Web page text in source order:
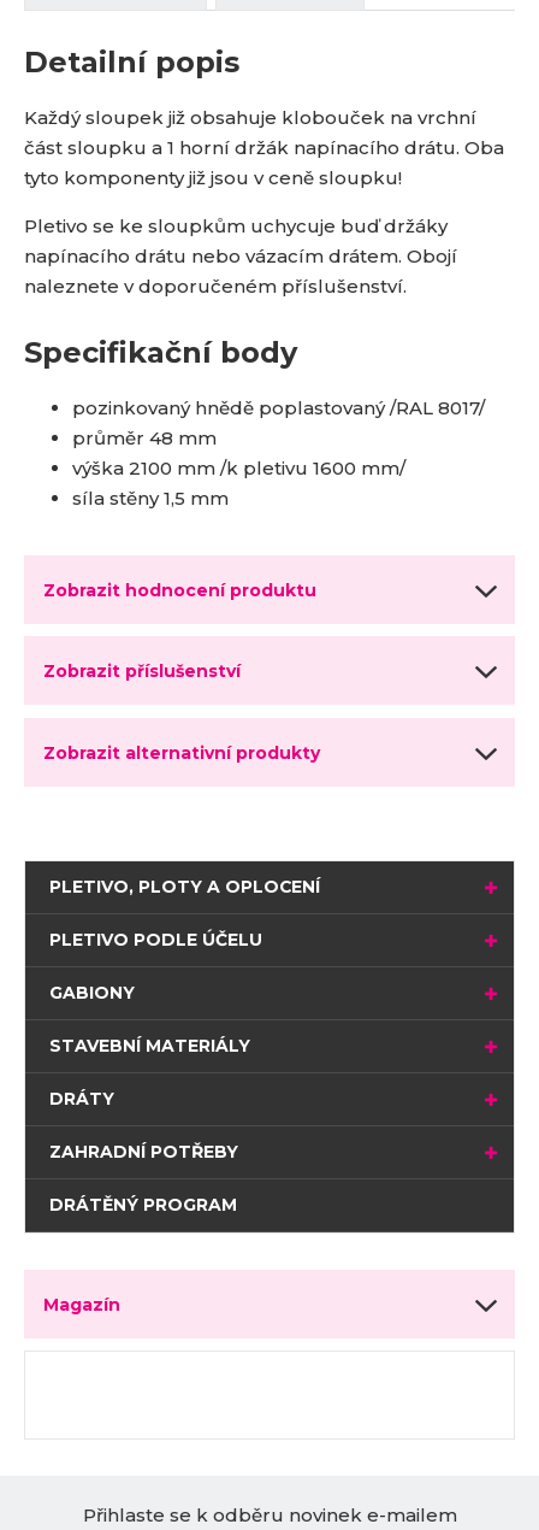
Detailní popis
Každý sloupek již obsahuje klobouček na vrchní
část sloupku a 1 horní držák napínacího drátu. Oba
tyto komponenty již jsou v ceně sloupku!
Pletivo se ke sloupkům uchycuje buď držáky
napínacího drátu nebo vázacím drátem. Obojí
naleznete v doporučeném příslušenství.
Specifikační body
pozinkovaný hnědě poplastovaný /RAL 8017/
průměr 48 mm
výška 2100 mm /k pletivu 1600 mm/
síla stěny 1,5 mm
Zobrazit hodnocení produktu
Zobrazit příslušenství
Zobrazit alternativní produkty
PLETIVO, PLOTY A OPLOCENÍ
PLETIVO PODLE ÚČELU
GABIONY
STAVEBNÍ MATERIÁLY
DRÁTY
ZAHRADNÍ POTŘEBY
DRÁTĚNÝ PROGRAM
Magazín
Přihlaste se k odběru novinek e-mailem